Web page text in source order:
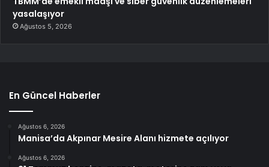
yasalaşıyor
Ağustos 5, 2026
En Güncel Haberler
Ağustos 6, 2026
Manisa’da Akpınar Mesire Alanı hizmete açılıyor
Ağustos 6, 2026